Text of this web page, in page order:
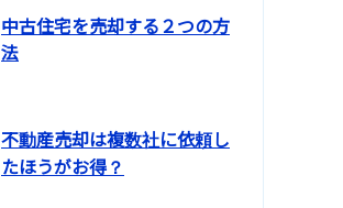
中古住宅を売却する２つの方
法
不動産売却は複数社に依頼し
たほうがお得？